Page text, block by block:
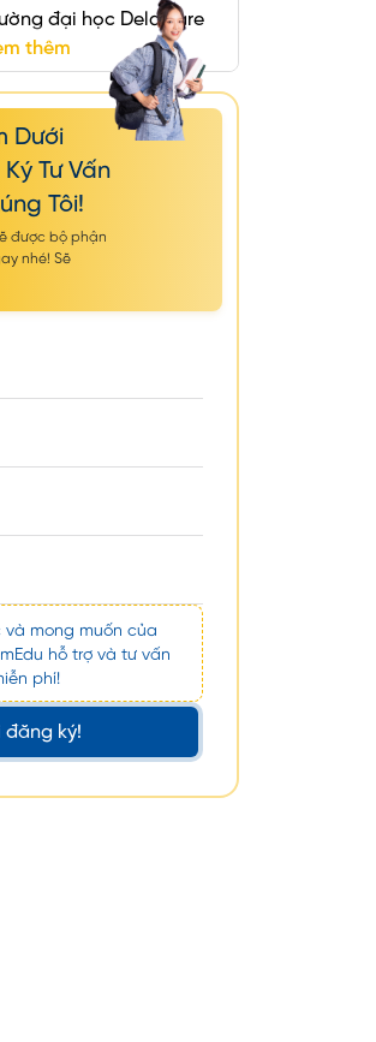
đại học Delaware
bậc đại học
bậc sau đại học
trường đại học
sinh hoạt ở đại học
thêm
Dưới
Tư Vấn
Tôi!
được bộ phận
nhé! Sẽ
và mong muốn của
hỗ trợ và tư vấn
phí!
đăng ký!